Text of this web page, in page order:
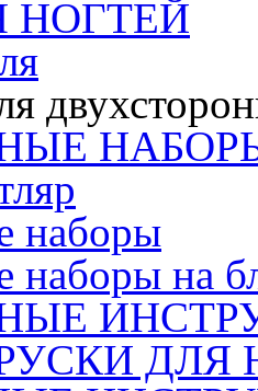
НОГТЕЙ
наборы
на
ДЛЯ